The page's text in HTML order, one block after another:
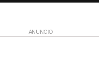
ANUNCIO